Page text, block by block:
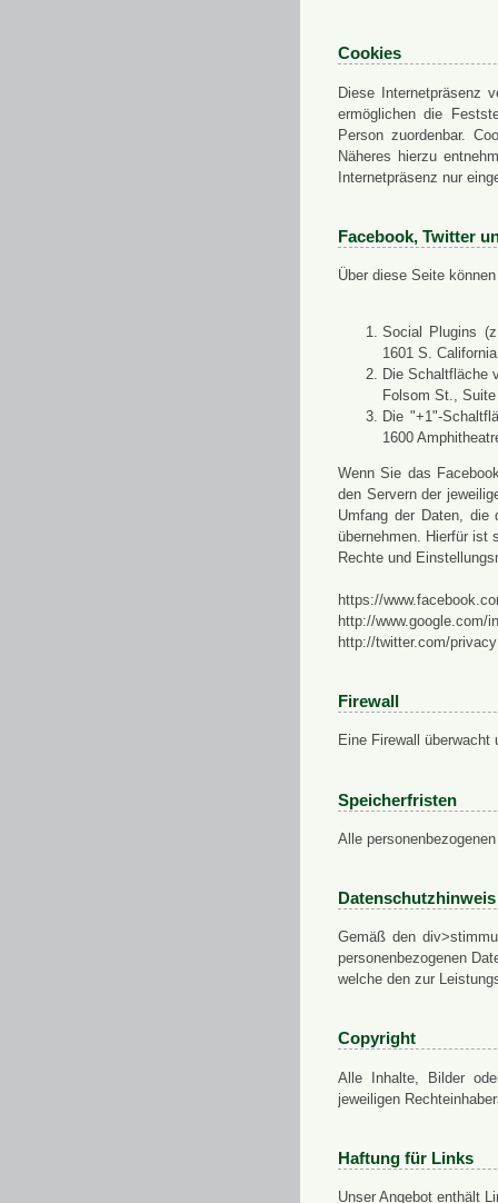
Cookies
Diese Internetpräsenz
ermöglichen die
Person zuordenbar.
Näheres hierzu
Internetpräsenz nur
Facebook, Twitter
Über diese Seite
Social Plugins
1601 S.
Die Schaltfläche
Folsom St.,
Die "+1"-
1600
Wenn Sie das
den Servern der
Umfang der Daten, die
übernehmen. Hierfür ist
Rechte und
https://
http://www.google.com/
http://twitter.com/privacy
Firewall
Eine Firewall
Speicherfristen
Alle
Datenschutzhinweis
Gemäß den
personenbezogenen
welche den zur
Copyright
Alle Inhalte, Bilder
jeweiligen
Haftung für Links
Unser Angebot enthält